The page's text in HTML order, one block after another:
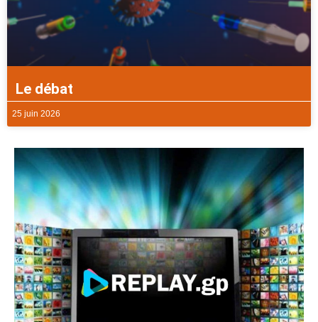
Le débat
25 juin 2026